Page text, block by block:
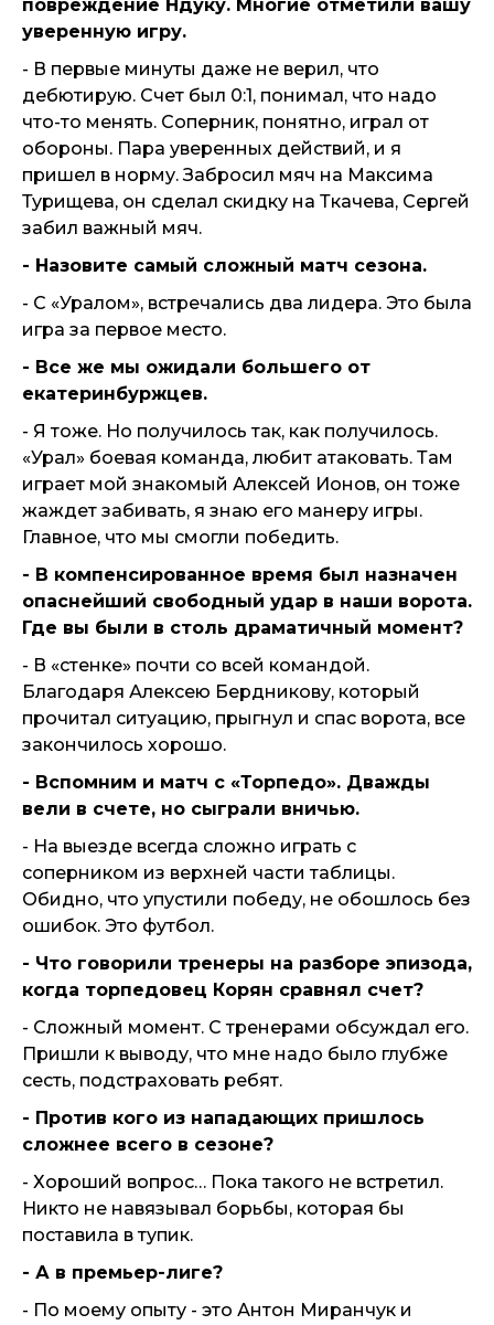
повреждение Ндуку. Многие отметили вашу
уверенную игру.
- В первые минуты даже не верил, что
дебютирую. Счет был 0:1, понимал, что надо
что-то менять. Соперник, понятно, играл от
обороны. Пара уверенных действий, и я
пришел в норму. Забросил мяч на Максима
Турищева, он сделал скидку на Ткачева, Сергей
забил важный мяч.
- Назовите самый сложный матч сезона.
- С «Уралом», встречались два лидера. Это была
игра за первое место.
- Все же мы ожидали большего от
екатеринбуржцев.
- Я тоже. Но получилось так, как получилось.
«Урал» боевая команда, любит атаковать. Там
играет мой знакомый Алексей Ионов, он тоже
жаждет забивать, я знаю его манеру игры.
Главное, что мы смогли победить.
- В компенсированное время был назначен
опаснейший свободный удар в наши ворота.
Где вы были в столь драматичный момент?
- В «стенке» почти со всей командой.
Благодаря Алексею Бердникову, который
прочитал ситуацию, прыгнул и спас ворота, все
закончилось хорошо.
- Вспомним и матч с «Торпедо». Дважды
вели в счете, но сыграли вничью.
- На выезде всегда сложно играть с
соперником из верхней части таблицы.
Обидно, что упустили победу, не обошлось без
ошибок. Это футбол.
- Что говорили тренеры на разборе эпизода,
когда торпедовец Корян сравнял счет?
- Сложный момент. С тренерами обсуждал его.
Пришли к выводу, что мне надо было глубже
сесть, подстраховать ребят.
- Против кого из нападающих пришлось
сложнее всего в сезоне?
- Хороший вопрос… Пока такого не встретил.
Никто не навязывал борьбы, которая бы
поставила в тупик.
- А в премьер-лиге?
- По моему опыту - это Антон Миранчук и